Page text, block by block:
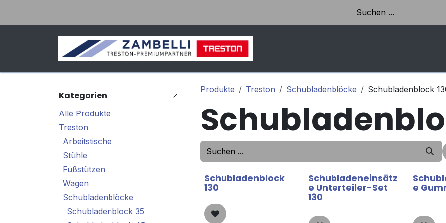
Kategorien
Alle Produkte
Treston
Arbeitstische
Stühle
Fußstützen
Wagen
Schubladenblöcke
Schubladenblock 35
Produkte Treston Schubladenblöcke Schubladenblock
Schubladenblock
130
Schubladeneinsätz
e Unterteiler-Set
130
e